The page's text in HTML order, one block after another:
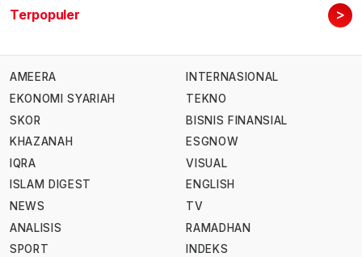
Terpopuler >
AMEERA
EKONOMI SYARIAH
SKOR
KHAZANAH
IQRA
ISLAM DIGEST
NEWS
ANALISIS
SPORT
INTERNASIONAL
TEKNO
BISNIS FINANSIAL
ESGNOW
VISUAL
ENGLISH
TV
RAMADHAN
INDEKS